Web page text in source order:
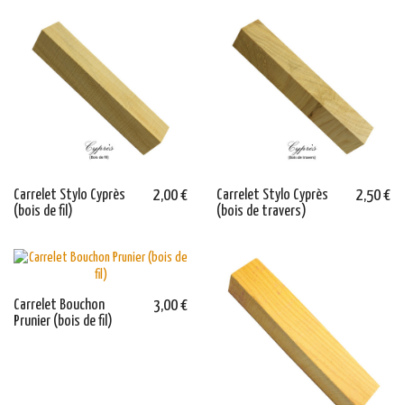
Carrelet Stylo Cyprès
(bois de fil)
2,00 €
Carrelet Stylo Cyprès
(bois de travers)
2,50 €
Carrelet Bouchon
Prunier (bois de fil)
3,00 €